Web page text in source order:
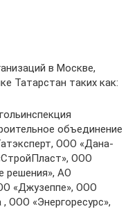
в Москве,
Татарстан таких как:
объединение
ООО «Дана-
ООО
решения», АО
«Джузеппе», ООО
ООО «Энергоресурс»,